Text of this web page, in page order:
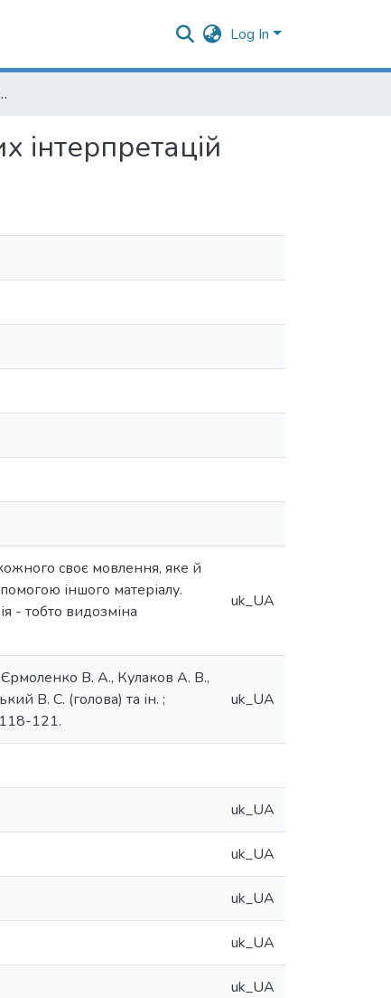
Log In
до поданих інтерпретацій
інтерпретацій
своє мовлення, яке й
іншого матеріалу.
- тобто видозміна
uk_UA
В. А., Кулаков А. В.,
В. С. (голова) та ін. ;
121.
uk_UA
uk_UA
uk_UA
uk_UA
uk_UA
uk_UA